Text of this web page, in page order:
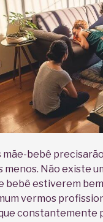
mãe-bebê
menos. Não existe
bebê estiverem
vermos
constantemente